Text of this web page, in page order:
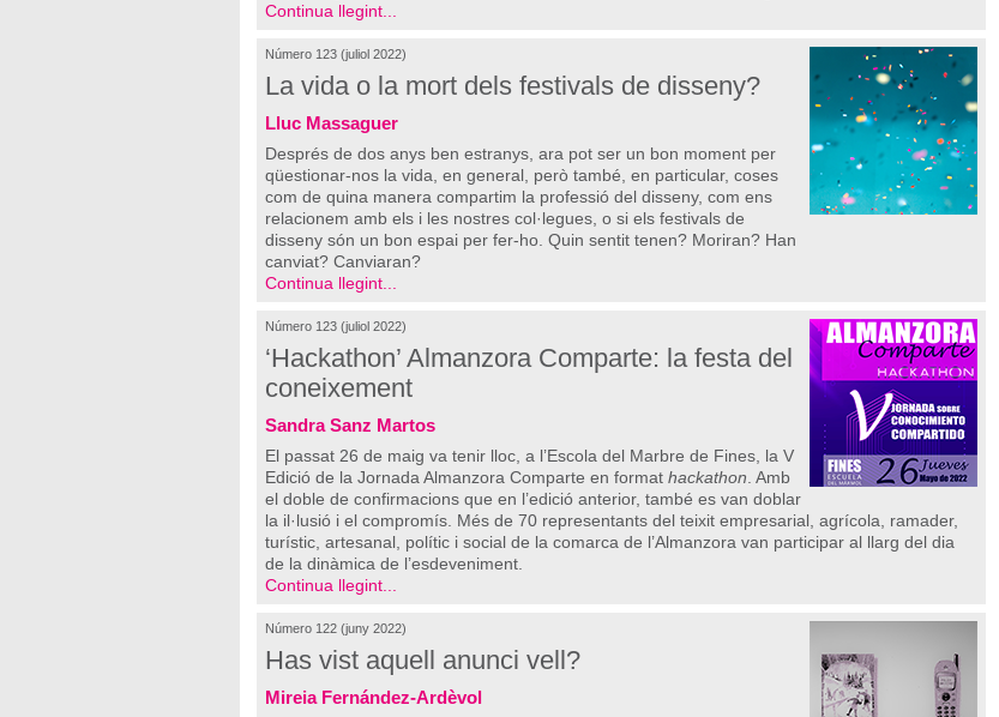
Continua llegint...
Número 123 (juliol 2022)
La vida o la mort dels festivals de disseny?
Lluc Massaguer
Després de dos anys ben estranys, ara pot ser un bon moment per
qüestionar-nos la vida, en general, però també, en particular, coses
com de quina manera compartim la professió del disseny, com ens
relacionem amb els i les nostres col·legues, o si els festivals de
disseny són un bon espai per fer-ho. Quin sentit tenen? Moriran? Han
canviat? Canviaran?
Continua llegint...
Número 123 (juliol 2022)
‘Hackathon’ Almanzora Comparte: la festa del
coneixement
Sandra Sanz Martos
El passat 26 de maig va tenir lloc, a l’Escola del Marbre de Fines, la V
Edició de la Jornada Almanzora Comparte en format hackathon . Amb
el doble de confirmacions que en l’edició anterior, també es van doblar
la il·lusió i el compromís. Més de 70 representants del teixit empresarial, agrícola, ramader,
turístic, artesanal, polític i social de la comarca de l’Almanzora van participar al llarg del dia
de la dinàmica de l’esdeveniment.
Continua llegint...
Número 122 (juny 2022)
Has vist aquell anunci vell?
Mireia Fernández-Ardèvol